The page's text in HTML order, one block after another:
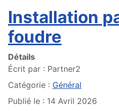
Installation
foudre
Détails
Écrit par : Partner2
Catégorie : Général
Publié le : 14 Avril 2026